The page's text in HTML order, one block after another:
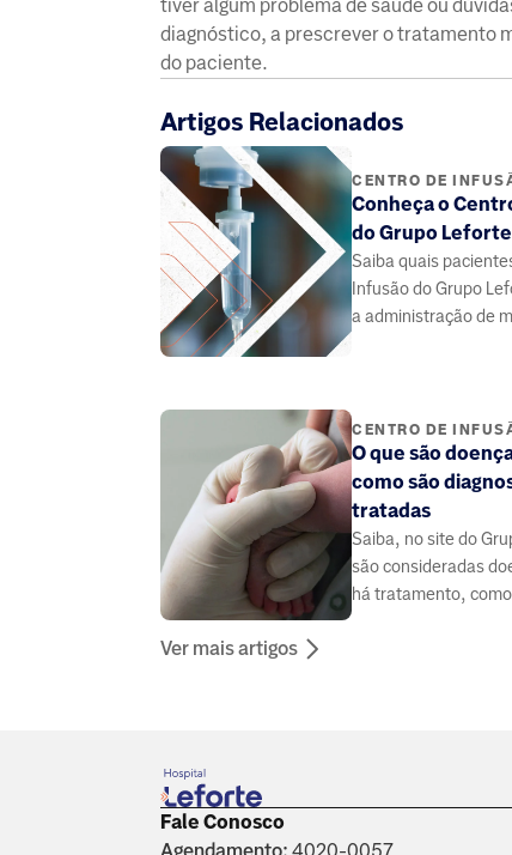
tiver algum problema de saúde ou
diagnóstico, a prescrever o tratamento
do paciente.
Artigos Relacionados
CENTRO DE
Conheça o
do Grupo Leforte
Saiba quais
Infusão do Grupo
a administração de
CENTRO DE
O que são
como são
tratadas
Saiba, no site do
são consideradas
há tratamento,
Ver mais artigos
Fale Conosco